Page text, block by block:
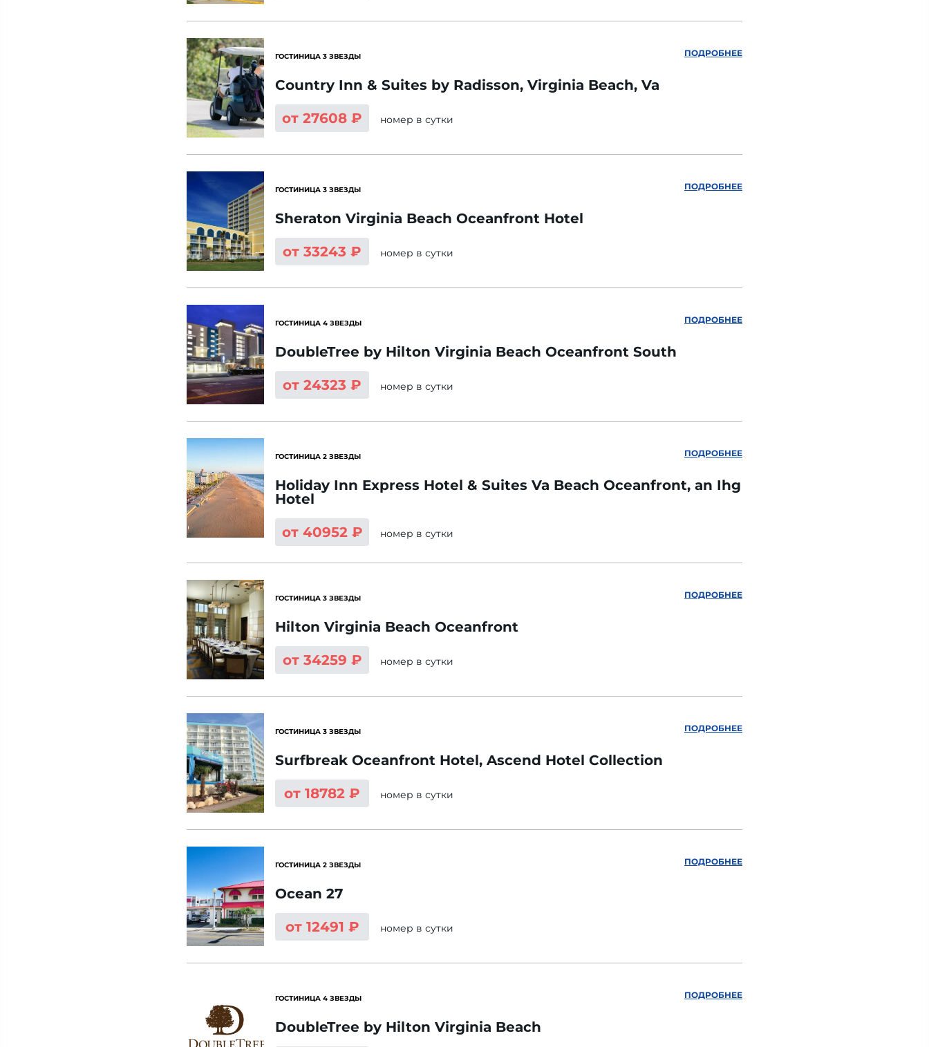
ГОСТИНИЦА 3 ЗВЕЗДЫ
Country Inn & Suites by Radisson, Virginia Beach, Va
от 27608 ₽
номер в сутки
ПОДРОБНЕЕ
ГОСТИНИЦА 3 ЗВЕЗДЫ
Sheraton Virginia Beach Oceanfront Hotel
от 33243 ₽
номер в сутки
ПОДРОБНЕЕ
ГОСТИНИЦА 4 ЗВЕЗДЫ
DoubleTree by Hilton Virginia Beach Oceanfront South
от 24323 ₽
номер в сутки
ПОДРОБНЕЕ
ГОСТИНИЦА 2 ЗВЕЗДЫ
Holiday Inn Express Hotel & Suites Va Beach Oceanfront, an Ihg
Hotel
от 40952 ₽
номер в сутки
ПОДРОБНЕЕ
ГОСТИНИЦА 3 ЗВЕЗДЫ
Hilton Virginia Beach Oceanfront
от 34259 ₽
номер в сутки
ПОДРОБНЕЕ
ГОСТИНИЦА 3 ЗВЕЗДЫ
Surfbreak Oceanfront Hotel, Ascend Hotel Collection
от 18782 ₽
номер в сутки
ПОДРОБНЕЕ
ГОСТИНИЦА 2 ЗВЕЗДЫ
Ocean 27
от 12491 ₽
номер в сутки
ПОДРОБНЕЕ
ГОСТИНИЦА 4 ЗВЕЗДЫ
DoubleTree by Hilton Virginia Beach
ПОДРОБНЕЕ